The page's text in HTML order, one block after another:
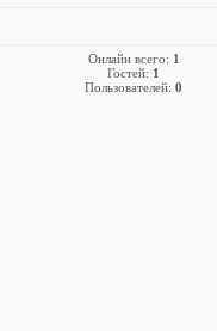
Онлайн всего: 1
Гостей: 1
Пользователей: 0